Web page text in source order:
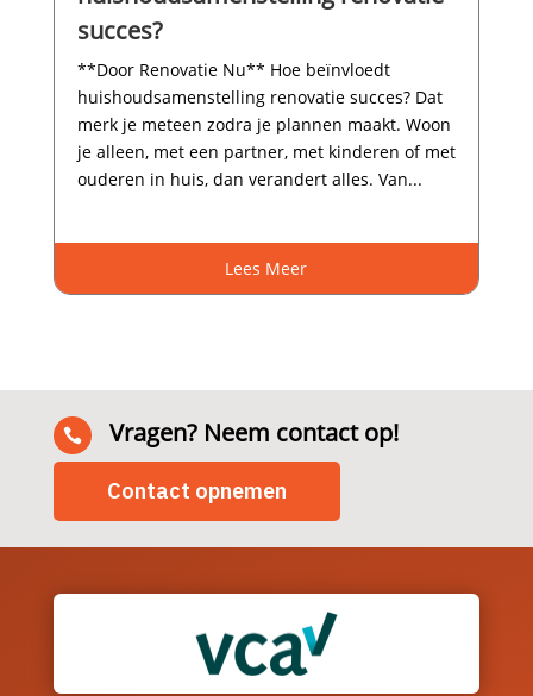
succes?
**Door Renovatie Nu** Hoe beïnvloedt
huishoudsamenstelling renovatie succes? Dat
merk je meteen zodra je plannen maakt.​ Woon
je alleen, met een partner, met kinderen of met
ouderen in huis, dan verandert alles.​ Van...
Lees Meer
 Vragen? Neem contact op!
Contact opnemen